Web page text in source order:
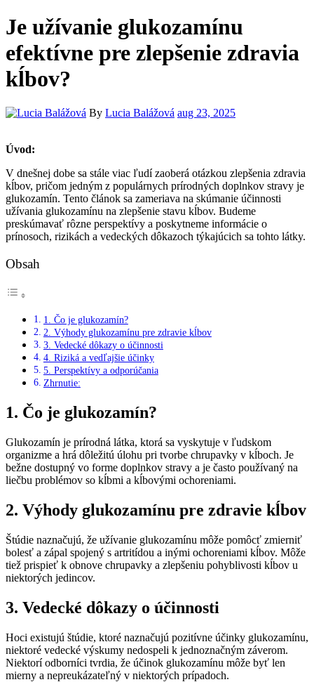
Je užívanie glukozamínu
efektívne pre zlepšenie zdravia
kĺbov?
By Lucia Balážová aug 23, 2025
Úvod:
V dnešnej dobe sa stále viac ľudí zaoberá otázkou zlepšenia zdravia
kĺbov, pričom jedným z populárnych prírodných doplnkov stravy je
glukozamín. Tento článok sa zameriava na skúmanie účinnosti
užívania glukozamínu na zlepšenie stavu kĺbov. Budeme
preskúmavať rôzne perspektívy a poskytneme informácie o
prínosoch, rizikách a vedeckých dôkazoch týkajúcich sa tohto látky.
Obsah
1. Čo je glukozamín?
2. Výhody glukozamínu pre zdravie kĺbov
3. Vedecké dôkazy o účinnosti
4. Riziká a vedľajšie účinky
5. Perspektívy a odporúčania
Zhrnutie:
1. Čo je glukozamín?
Glukozamín je prírodná látka, ktorá sa vyskytuje v ľudskom
organizme a hrá dôležitú úlohu pri tvorbe chrupavky v kĺboch. Je
bežne dostupný vo forme doplnkov stravy a je často používaný na
liečbu problémov so kĺbmi a kĺbovými ochoreniami.
2. Výhody glukozamínu pre zdravie kĺbov
Štúdie naznačujú, že užívanie glukozamínu môže pomôcť zmierniť
bolesť a zápal spojený s artritídou a inými ochoreniami kĺbov. Môže
tiež prispieť k obnove chrupavky a zlepšeniu pohyblivosti kĺbov u
niektorých jedincov.
3. Vedecké dôkazy o účinnosti
Hoci existujú štúdie, ktoré naznačujú pozitívne účinky glukozamínu,
niektoré vedecké výskumy nedospeli k jednoznačným záverom.
Niektorí odborníci tvrdia, že účinok glukozamínu môže byť len
mierny a nepreukázateľný v niektorých prípadoch.